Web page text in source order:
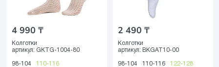
4 990 ₸
Колготки
артикул: GKTG-1004-80
98-104 110-116
2 490 ₸
Колготки
артикул: BKGAT10-00
98-104 110-116 122-128